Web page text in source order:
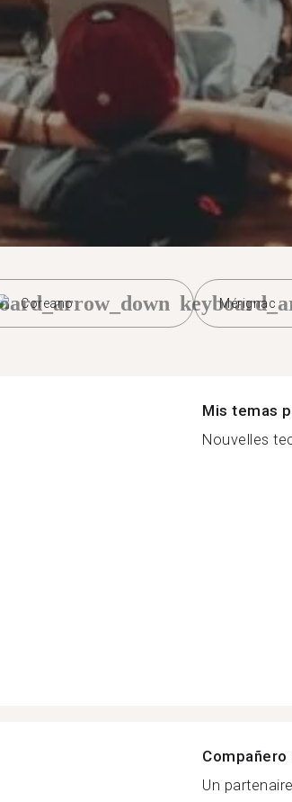
Coreano Mérignac
Mis temas
Nouvelles
Un